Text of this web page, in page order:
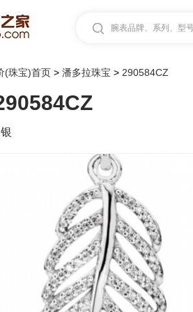
腕表品牌、系列、型
(珠宝)首页 > 潘多拉珠宝 > 290584CZ